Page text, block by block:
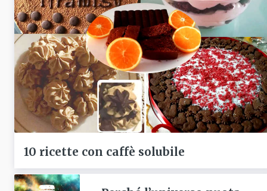
10 ricette con caffè solubile